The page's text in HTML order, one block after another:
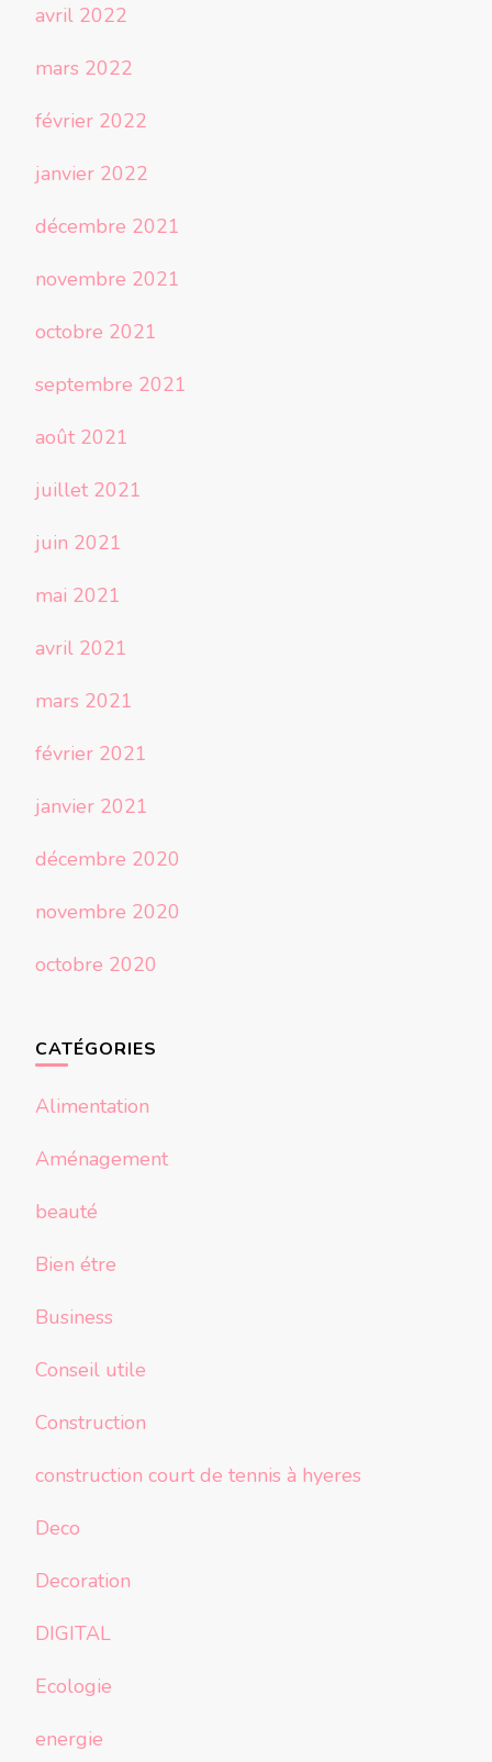
avril 2022
mars 2022
février 2022
janvier 2022
décembre 2021
novembre 2021
octobre 2021
septembre 2021
août 2021
juillet 2021
juin 2021
mai 2021
avril 2021
mars 2021
février 2021
janvier 2021
décembre 2020
novembre 2020
octobre 2020
CATÉGORIES
Alimentation
Aménagement
beauté
Bien étre
Business
Conseil utile
Construction
construction court de tennis à hyeres
Deco
Decoration
DIGITAL
Ecologie
energie